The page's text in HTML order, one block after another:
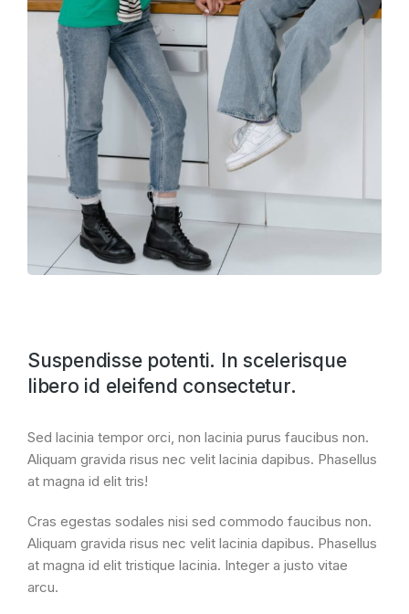
Suspendisse potenti. In scelerisque
libero id eleifend consectetur.
Sed lacinia tempor orci, non lacinia purus faucibus non.
Aliquam gravida risus nec velit lacinia dapibus. Phasellus
at magna id elit tris!
Cras egestas sodales nisi sed commodo faucibus non.
Aliquam gravida risus nec velit lacinia dapibus. Phasellus
at magna id elit tristique lacinia. Integer a justo vitae
arcu.